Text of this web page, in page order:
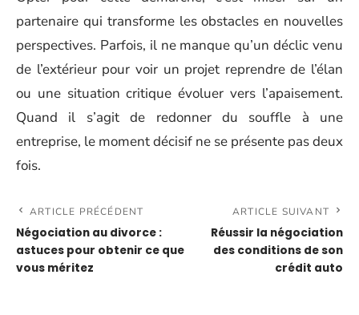
partenaire qui transforme les obstacles en nouvelles
perspectives. Parfois, il ne manque qu’un déclic venu
de l’extérieur pour voir un projet reprendre de l’élan
ou une situation critique évoluer vers l’apaisement.
Quand il s’agit de redonner du souffle à une
entreprise, le moment décisif ne se présente pas deux
fois.
ARTICLE PRÉCÉDENT
Négociation au divorce :
astuces pour obtenir ce que
vous méritez
ARTICLE SUIVANT
Réussir la négociation
des conditions de son
crédit auto